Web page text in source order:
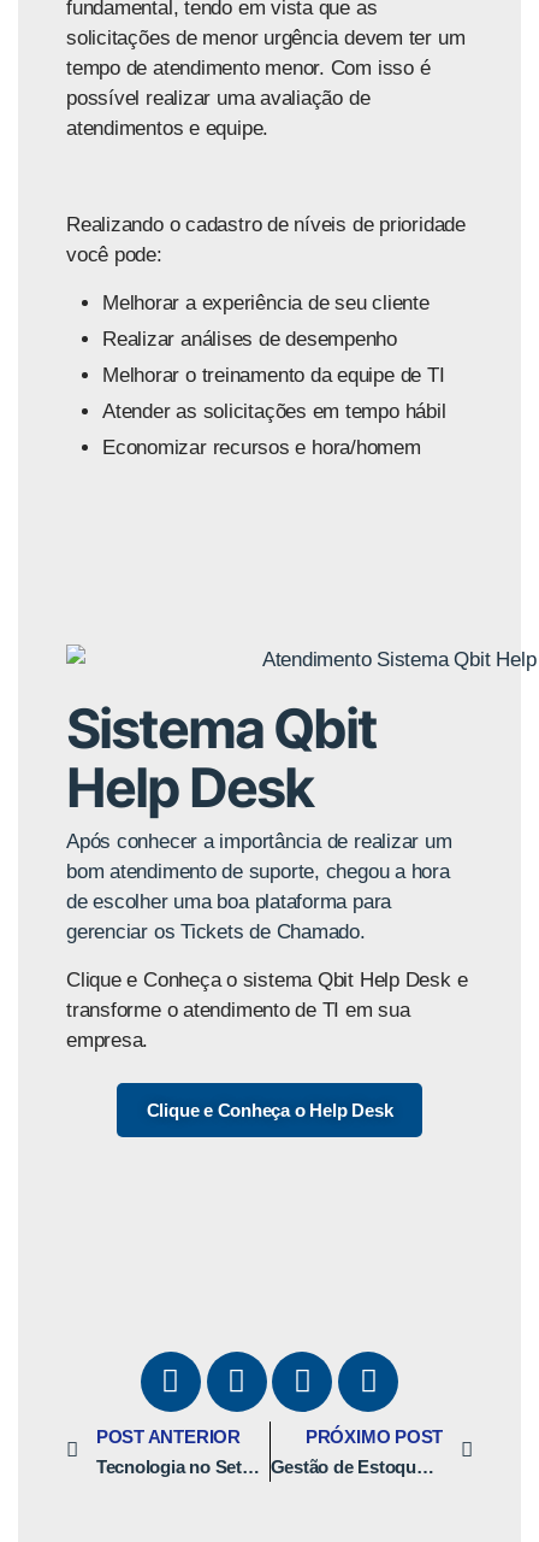
fundamental, tendo em vista que as
solicitações de menor urgência devem ter um
tempo de atendimento menor. Com isso é
possível realizar uma avaliação de
atendimentos e equipe.
Realizando o cadastro de níveis de prioridade
você pode:
Melhorar a experiência de seu cliente
Realizar análises de desempenho
Melhorar o treinamento da equipe de TI
Atender as solicitações em tempo hábil
Economizar recursos e hora/homem
Sistema Qbit
Help Desk
Após conhecer a importância de realizar um
bom atendimento de suporte, chegou a hora
de escolher uma boa plataforma para
gerenciar os Tickets de Chamado.
Clique e Conheça o sistema Qbit Help Desk e
transforme o atendimento de TI em sua
empresa.
Clique e Conheça o Help Desk
POST ANTERIOR
Tecnologia no Setor de Serviços: Por que Investir?
PRÓXIMO POST
Gestão de Estoque em Dedetizadoras